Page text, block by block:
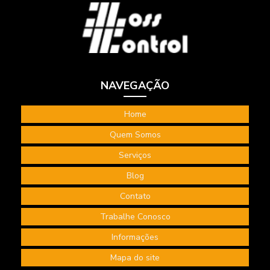
Segurança e saude do trabalho consultoria
Serviços de consultoria em segurança do trabalho
Serviços de segurança do trabalho
Terceirização de bombeiro civil
Terceirização de serviços bombeiro civil
Terceirização de serviços de segurança do trabalho
Treinamento de higiene ocupacional
Treinamento internacional NEBOSH
NAVEGAÇÃO
Home
Quem Somos
Serviços
Blog
Contato
Trabalhe Conosco
Informações
Mapa do site